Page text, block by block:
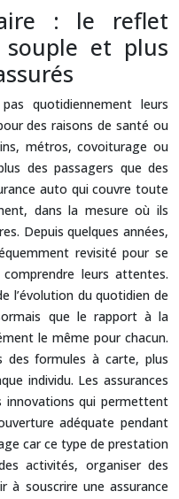
: le reflet
souple et plus
quotidiennement leurs
des raisons de santé ou
métros, covoiturage ou
des passagers que des
auto qui couvre toute
dans la mesure où ils
Depuis quelques années,
revisité pour se
leurs attentes.
l’évolution du quotidien de
que le rapport à la
le même pour chacun.
des formules à carte, plus
individu. Les assurances
qui permettent
adéquate pendant
car ce type de prestation
activités, organiser des
à souscrire une assurance